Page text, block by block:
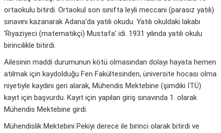
ortaokulu bitirdi. Ortaokul son sınıfta leyli meccani (parasız yatılı)
sınavını kazanarak Adana'da yatılı okudu. Yatılı okuldaki lakabı
'Riyaziyeci (matematikçi) Mustafa' idi. 1931 yılında yatılı okulu
birincilikle bitirdi.
Ailesinin maddi durumunun kötü olmasından dolayı hayata hemen
atılmak için kaydolduğu Fen Fakültesinden, üniversite hocası olma
niyetiyle kaydını geri alarak, Mühendis Mektebine (şimdiki İTÜ)
kayıt için başvurdu. Kayıt için yapılan giriş sınavında 1. olarak
Mühendis Mektebine girdi.
Mühendislik Mektebini Pekiyi derece ile birinci olarak bitirdi ve